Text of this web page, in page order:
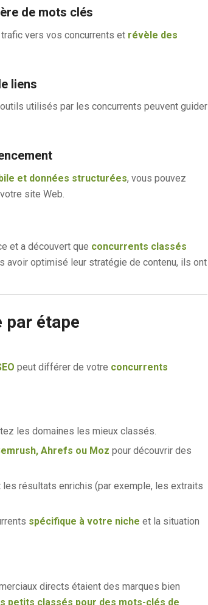
de mots clés
vers vos concurrents et révèle des
liens
utilisés par les concurrents peuvent guider
et données structurées, vous pouvez
site Web.
et a découvert que concurrents classés
avoir optimisé leur stratégie de contenu, ils ont
par étape
peut différer de votre concurrents
les domaines les mieux classés.
Ahrefs ou Moz pour découvrir des
résultats enrichis (par exemple, les extraits
spécifique à votre niche et la situation
directs étaient des marques bien
petits classés pour des mots-clés de